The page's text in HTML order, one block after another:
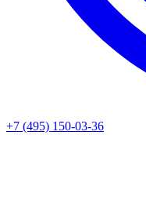
+7 (495) 150-03-36